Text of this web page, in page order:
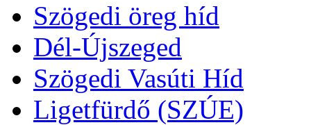
Szögedi öreg híd
Dél-Újszeged
Szögedi Vasúti Híd
Ligetfürdő (SZÚE)